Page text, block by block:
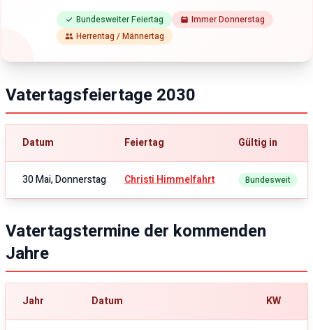
Bundesweiter Feiertag
Immer Donnerstag
Herrentag / Männertag
Vatertagsfeiertage 2030
Datum Feiertag Gültig in
30 Mai, Donnerstag Christi Himmelfahrt Bundesweit
Vatertagstermine der kommenden
Jahre
Jahr Datum KW